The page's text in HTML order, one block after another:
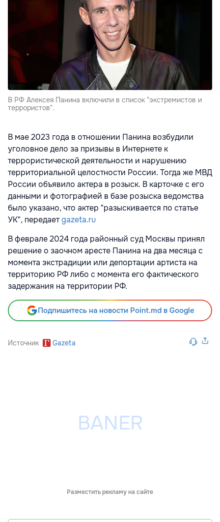
В РФ Алексея Панина включили в список "экстремистов и
террористов".
В мае 2023 года в отношении Панина возбудили
уголовное дело за призывы в Интернете к
террористической деятельности и нарушению
территориальной целостности России. Тогда же МВД
России объявило актера в розыск. В карточке с его
данными и фотографией в базе розыска ведомства
было указано, что актер "разыскивается по статье
УК", передаетgazeta.ru
В феврале 2024 года районный суд Москвы принял
решение о заочном аресте Панина на два месяца с
момента экстрадиции или депортации артиста на
территорию РФ либо с момента его фактического
задержания на территории РФ.
Подпишитесь на новости Point.md в Google
Источник Gazeta
Разместить рекламу на сайте